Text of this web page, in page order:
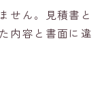
せん。見積書と
内容と書面に違